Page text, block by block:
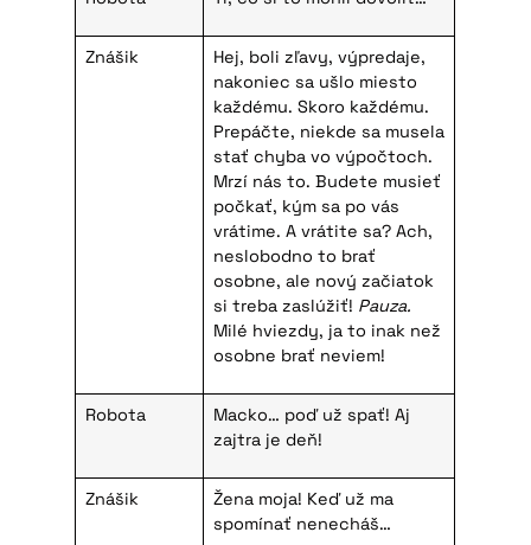
Znášik
Hej, boli zľavy, výpredaje,
nakoniec sa ušlo miesto
každému. Skoro každému.
Prepáčte, niekde sa musela
stať chyba vo výpočtoch.
Mrzí nás to. Budete musieť
počkať, kým sa po vás
vrátime. A vrátite sa? Ach,
neslobodno to brať
osobne, ale nový začiatok
si treba zaslúžiť! Pauza.
Milé hviezdy, ja to inak než
osobne brať neviem!
Robota
Macko… poď už spať! Aj
zajtra je deň!
Znášik
Žena moja! Keď už ma
spomínať nenecháš…